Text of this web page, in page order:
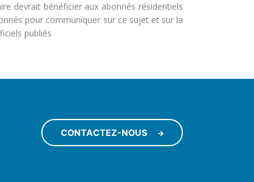
devrait bénéficier aux abonnés résidentiels
pour communiquer sur ce sujet et sur la
publiés
CONTACTEZ-NOUS